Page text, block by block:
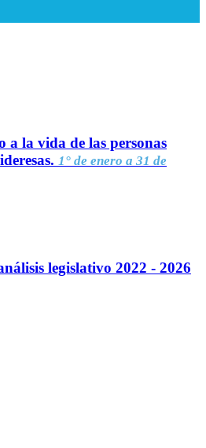
a la vida de las personas
1° de enero a 31 de
legislativo 2022 - 2026